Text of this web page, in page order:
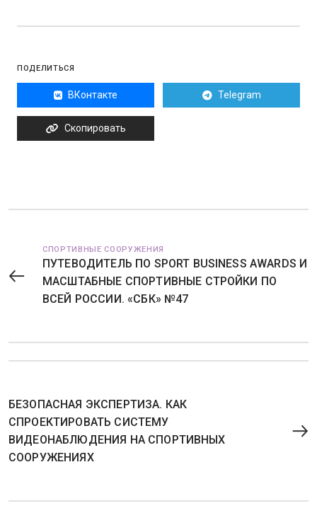
ПОДЕЛИТЬСЯ
ВКонтакте Telegram
Скопировать
СПОРТИВНЫЕ СООРУЖЕНИЯ
ПУТЕВОДИТЕЛЬ ПО SPORT BUSINESS AWARDS И
МАСШТАБНЫЕ СПОРТИВНЫЕ СТРОЙКИ ПО
ВСЕЙ РОССИИ. «СБК» №47
БЕЗОПАСНАЯ ЭКСПЕРТИЗА. КАК
СПРОЕКТИРОВАТЬ СИСТЕМУ
ВИДЕОНАБЛЮДЕНИЯ НА СПОРТИВНЫХ
СООРУЖЕНИЯХ